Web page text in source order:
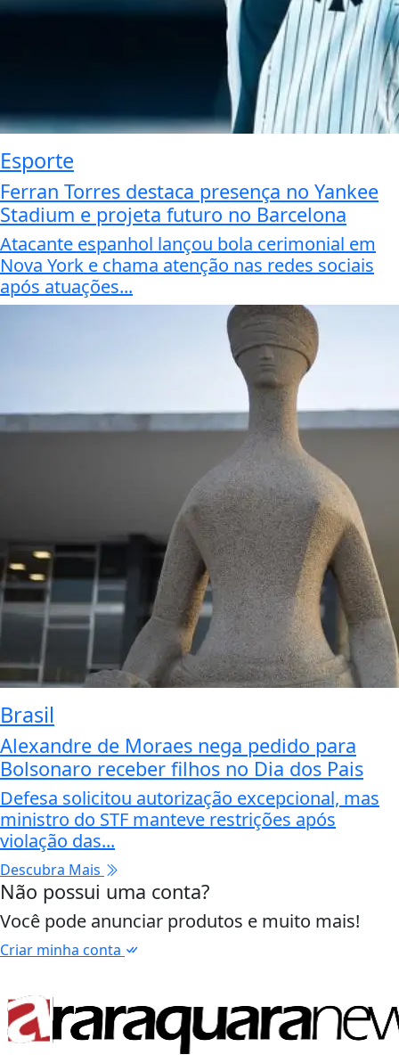
Esporte
Ferran Torres destaca presença no Yankee
Stadium e projeta futuro no Barcelona
Atacante espanhol lançou bola cerimonial em
Nova York e chama atenção nas redes sociais
após atuações...
Brasil
Alexandre de Moraes nega pedido para
Bolsonaro receber filhos no Dia dos Pais
Defesa solicitou autorização excepcional, mas
ministro do STF manteve restrições após
violação das...
Descubra Mais
Não possui uma conta?
Você pode anunciar produtos e muito mais!
Criar minha conta